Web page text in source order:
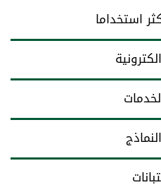
استخداما